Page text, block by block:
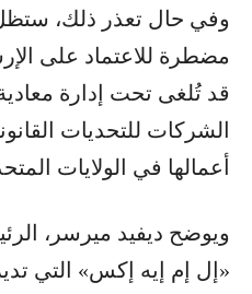
وفي حال تعذر ذلك،
مضطرة للاعتماد على
قد تُلغى تحت إدارة
الشركات للتحديات
أعمالها في الولايات
ويوضح ديفيد ميرسر،
«إل إم إيه إكس» التي